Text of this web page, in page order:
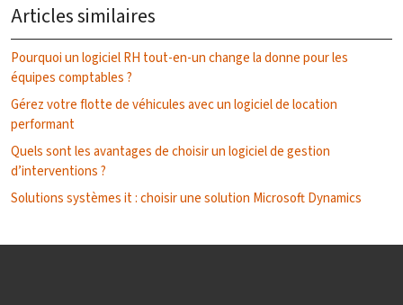
Articles similaires
Pourquoi un logiciel RH tout-en-un change la donne pour les
équipes comptables ?
Gérez votre flotte de véhicules avec un logiciel de location
performant
Quels sont les avantages de choisir un logiciel de gestion
d’interventions ?
Solutions systèmes it : choisir une solution Microsoft Dynamics